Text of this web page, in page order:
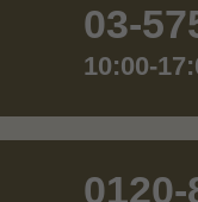
03-
10:00-